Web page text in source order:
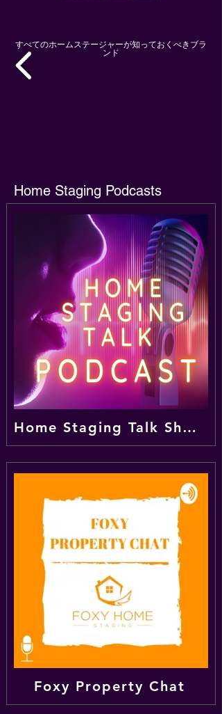
すべてのホームステージャーが知っておくべきブラ
ンド
Home Staging Podcasts
Home Staging Talk Show LIVE Podcast
Foxy Property Chat